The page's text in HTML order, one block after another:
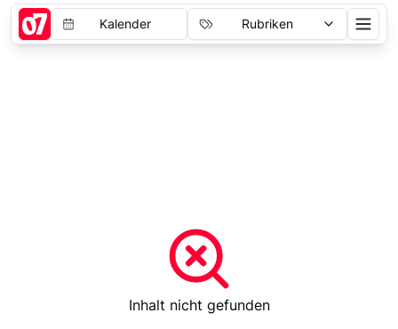
Kalender Rubriken
Inhalt nicht gefunden